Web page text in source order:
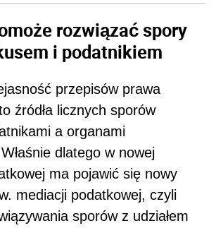
rozwiązać spory
i podatnikiem
przepisów prawa
źródła licznych sporów
a organami
dlatego w nowej
ma pojawić się nowy
mediacji podatkowej, czyli
sporów z udziałem